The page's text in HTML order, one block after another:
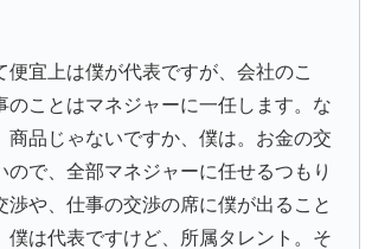
便宜上は僕が代表ですが、会社のこ
のことはマネジャーに一任します。な
商品じゃないですか、僕は。お金の交
ので、全部マネジャーに任せるつもり
渉や、仕事の交渉の席に僕が出ること
僕は代表ですけど、所属タレント。そ